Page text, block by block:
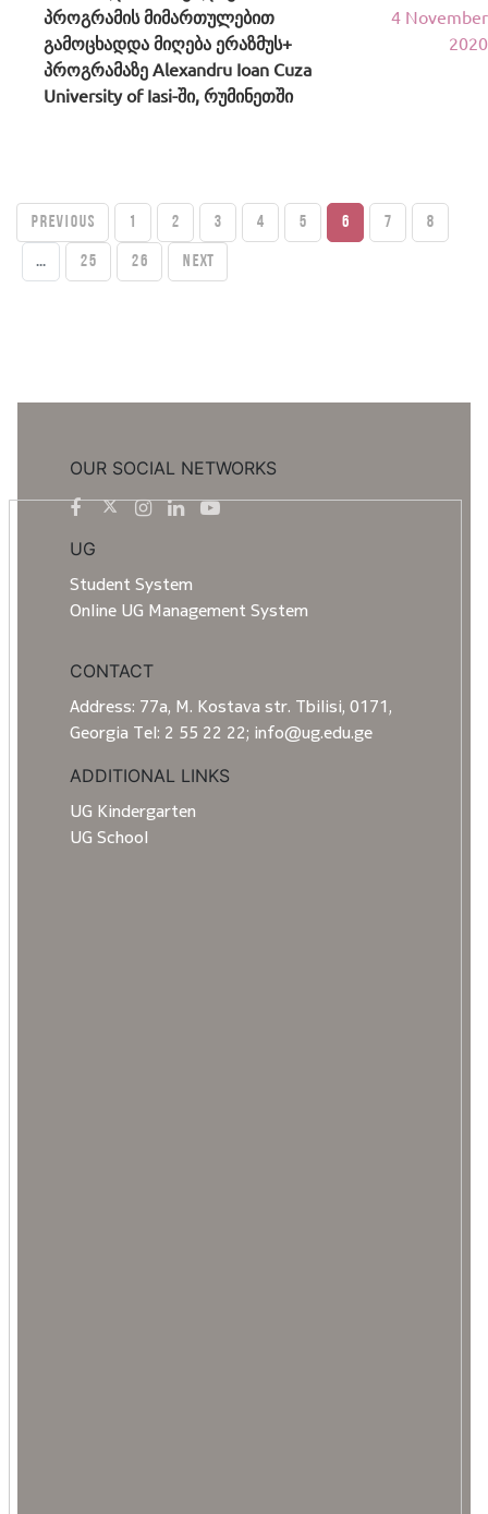
პროგრამის მიმართულებით
გამოცხადდა მიღება ერაზმუს+
პროგრამაზე Alexandru Ioan Cuza
University of Iasi-ში, რუმინეთში
4 November
2020
PREVIOUS 1 2 3 4 5 6 7 8
... 25 26 Next
OUR SOCIAL NETWORKS
UG
Student System
Online UG Management System
CONTACT
Address: 77a, M. Kostava str. Tbilisi, 0171,
Georgia Tel: 2 55 22 22; info@ug.edu.ge
ADDITIONAL LINKS
UG Kindergarten
UG School